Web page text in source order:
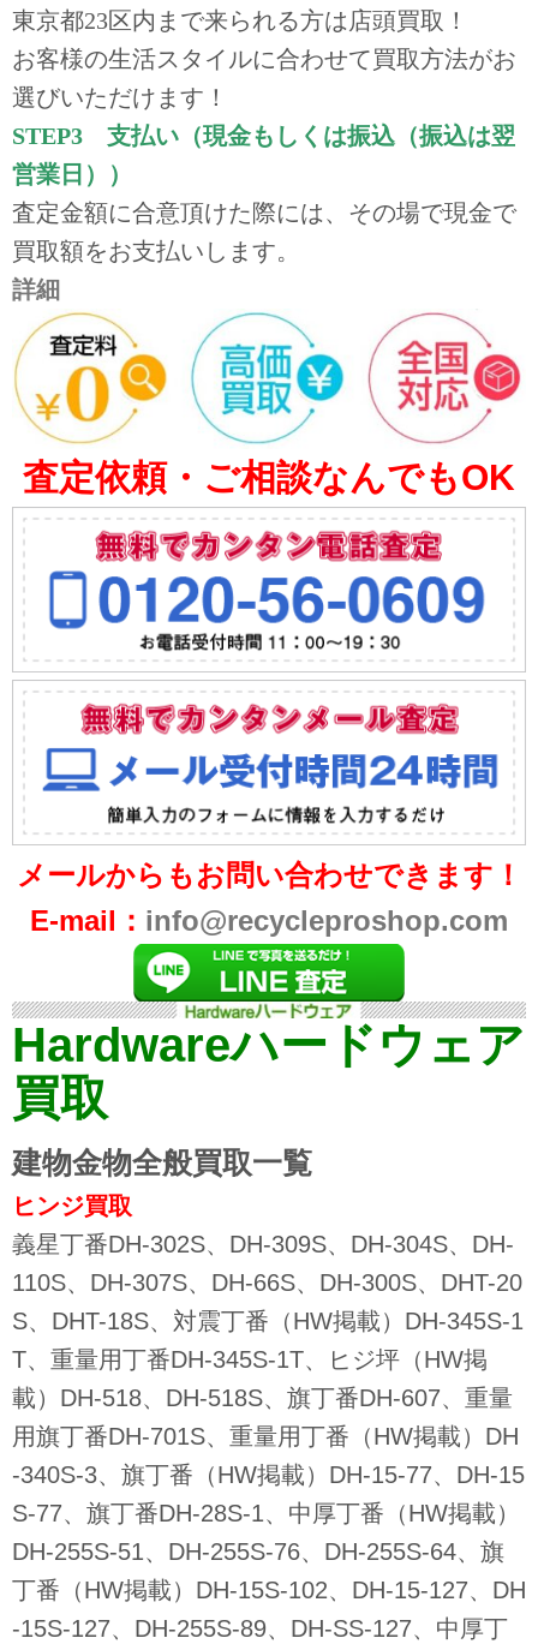
東京都23区内まで来られる方は店頭買取！
お客様の生活スタイルに合わせて買取方法がお
選びいただけます！
STEP3 支払い（現金もしくは振込（振込は翌
営業日））
査定金額に合意頂けた際には、その場で現金で
買取額をお支払いします。
詳細
査定依頼・ご相談なんでもOK
メールからもお問い合わせできます！
E-mail： info@recycleproshop.com
Hardwareハードウェア
買取
建物金物全般買取一覧
ヒンジ買取
義星丁番DH-302S、DH-309S、DH-304S、DH-
110S、DH-307S、DH-66S、DH-300S、DHT-20
S、DHT-18S、対震丁番（HW掲載）DH-345S-1
T、重量用丁番DH-345S-1T、ヒジ坪（HW掲
載）DH-518、DH-518S、旗丁番DH-607、重量
用旗丁番DH-701S、重量用丁番（HW掲載）DH
-340S-3、旗丁番（HW掲載）DH-15-77、DH-15
S-77、旗丁番DH-28S-1、中厚丁番（HW掲載）
DH-255S-51、DH-255S-76、DH-255S-64、旗
丁番（HW掲載）DH-15S-102、DH-15-127、DH
-15S-127、DH-255S-89、DH-SS-127、中厚丁